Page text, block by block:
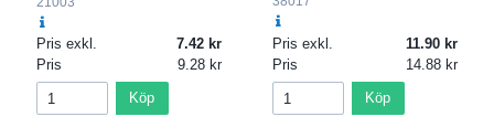
Pris exkl.
7.42
Pris
9.28
Köp
Pris exkl.
11.90
Pris
14.88
Köp